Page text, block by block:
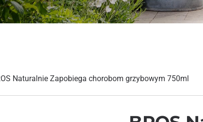
Naturalnie Zapobiega chorobom grzybowym 750ml